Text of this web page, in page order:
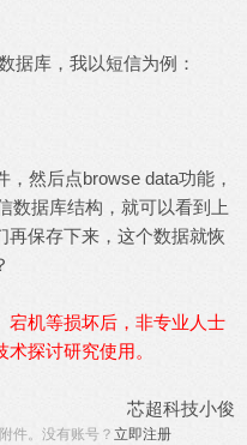
库，我以短信为例：
然后点browse data功能，
数据库结构，就可以看到上
再保存下来，这个数据就恢
宕机等损坏后，非专业人士
探讨研究使用。
芯超科技小俊
件。没有账号？ 立即注册